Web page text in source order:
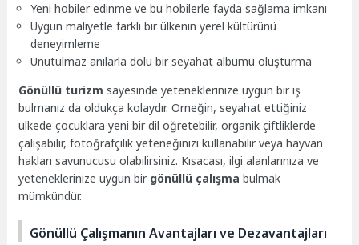
Yeni hobiler edinme ve bu hobilerle fayda sağlama imkanı
Uygun maliyetle farklı bir ülkenin yerel kültürünü
deneyimleme
Unutulmaz anılarla dolu bir seyahat albümü oluşturma
Gönüllü turizm sayesinde yeteneklerinize uygun bir iş
bulmanız da oldukça kolaydır. Örneğin, seyahat ettiğiniz
ülkede çocuklara yeni bir dil öğretebilir, organik çiftliklerde
çalışabilir, fotoğrafçılık yeteneğinizi kullanabilir veya hayvan
hakları savunucusu olabilirsiniz. Kısacası, ilgi alanlarınıza ve
yeteneklerinize uygun bir gönüllü çalışma bulmak
mümkündür.
Gönüllü Çalışmanın Avantajları ve Dezavantajları